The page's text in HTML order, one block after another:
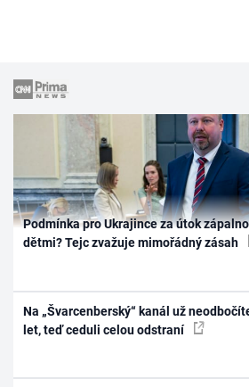
Podmínka pro Ukrajince za útok
dětmi? Tejc zvažuje mimořádný zásah
Na „Švarcenberský“ kanál už
let, teď ceduli celou odstraní